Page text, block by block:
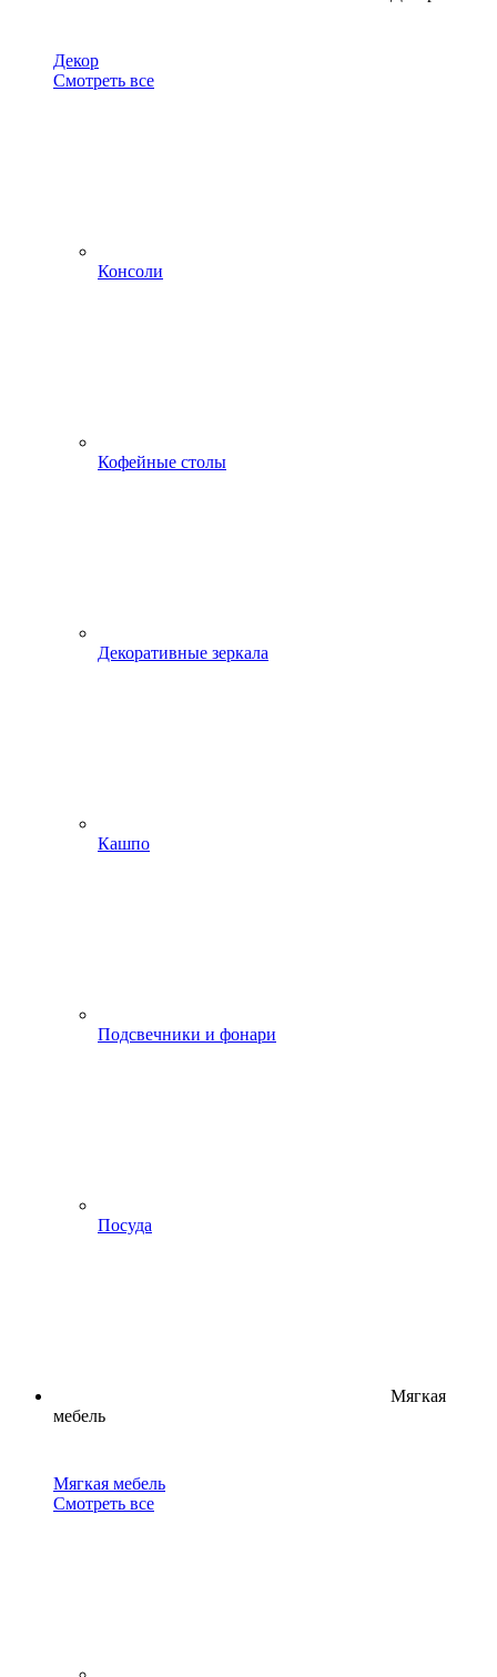
Декор
Смотреть все
Консоли
Кофейные столы
Декоративные зеркала
Кашпо
Подсвечники и фонари
Посуда
Мягкая
мебель
Мягкая мебель
Смотреть все